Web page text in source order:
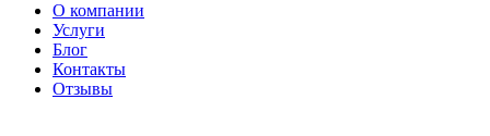
О компании
Услуги
Блог
Контакты
Отзывы